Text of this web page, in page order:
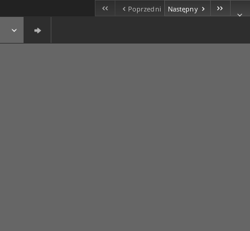
Poprzedni Następny